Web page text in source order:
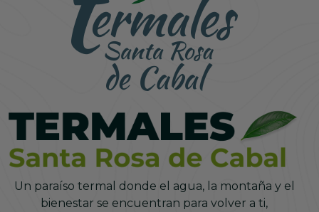
montaña, diseñados para renovarte.
Ver más detalles
Realiza tu reserva
Un paraíso termal donde el agua, la montaña y el
bienestar se encuentran para volver a ti,